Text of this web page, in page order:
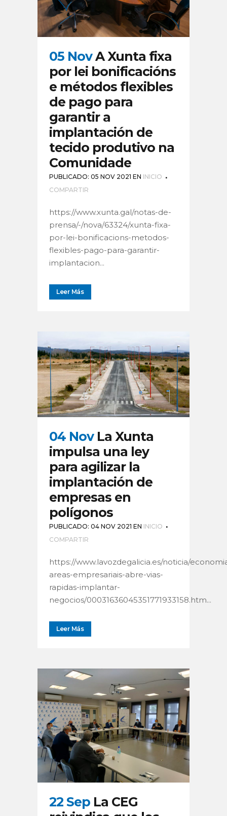
05 Nov A Xunta fixa
por lei bonificacións
e métodos flexibles
de pago para
garantir a
implantación de
tecido produtivo na
Comunidade
PUBLICADO: 05 NOV 2021 EN INICIO
COMPARTIR
https://www.xunta.gal/notas-de-
prensa/-/nova/63324/xunta-fixa-
por-lei-bonificacions-metodos-
flexibles-pago-para-garantir-
implantacion...
Leer Más
04 Nov La Xunta
impulsa una ley
para agilizar la
implantación de
empresas en
polígonos
PUBLICADO: 04 NOV 2021 EN INICIO
COMPARTIR
https://www.lavozdegalicia.es/noticia/
areas-empresariais-abre-vias-
rapidas-implantar-
negocios/00031636045351771933158.htm...
Leer Más
22 Sep La CEG